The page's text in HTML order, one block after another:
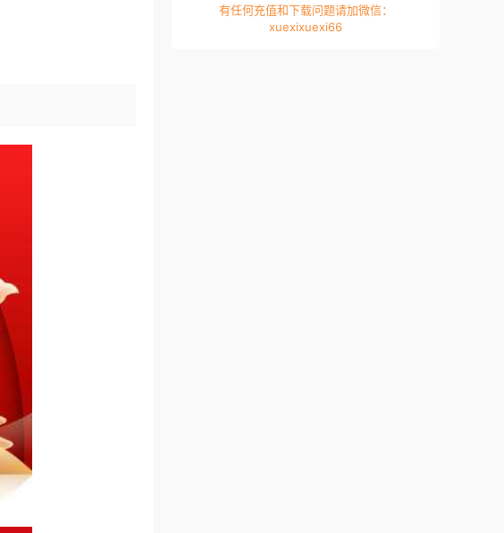
有任何充值和下载问题请加微信：
xuexixuexi66